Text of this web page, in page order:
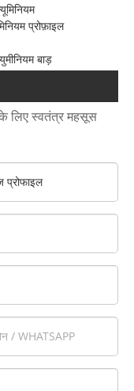
प्रोफ़ाइल
बाड़
के लिए स्वतंत्र महसूस